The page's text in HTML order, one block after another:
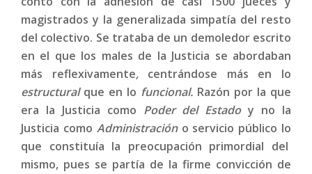
magistrados y la generalizada simpatía del resto
del colectivo. Se trataba de un demoledor escrito
en el que los males de la Justicia se abordaban
más reflexivamente,centrándose más en lo
estructural que en lo funcional. Razón por la que
era la Justicia como Poder del Estadoy no la
Justicia como Administracióno servicio público lo
que constituía la preocupación primordial del
mismo, pues se partía de la firme convicción de